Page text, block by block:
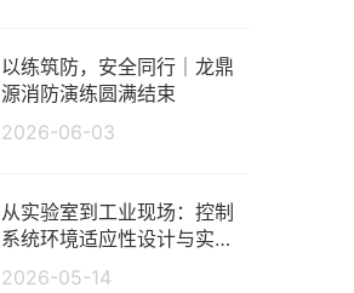
以练筑防，安全同行｜龙鼎
源消防演练圆满结束
2026-06-03
从实验室到工业现场：控制
系统环境适应性设计与实测
分析
2026-05-14